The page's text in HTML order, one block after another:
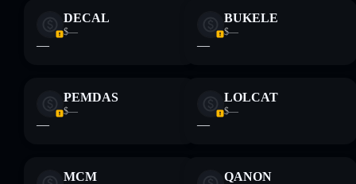
DECAL
$—
—
BUKELE
$—
—
PEMDAS
$—
—
LOLCAT
$—
—
MCM QANON